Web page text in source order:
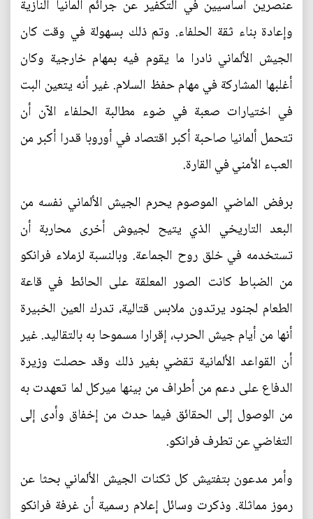
عنصرين أساسيين في التكفير عن جرائم ألمانيا النازية
وإعادة بناء ثقة الحلفاء. وتم ذلك بسهولة في وقت كان
الجيش الألماني نادرا ما يقوم فيه بمهام خارجية وكان
أغلبها المشاركة في مهام حفظ السلام. غير أنه يتعين البت
في اختيارات صعبة في ضوء مطالبة الحلفاء الآن أن
تتحمل ألمانيا صاحبة أكبر اقتصاد في أوروبا قدرا أكبر من
العبء الأمني في القارة.
برفض الماضي الموصوم يحرم الجيش الألماني نفسه من
البعد التاريخي الذي يتيح لجيوش أخرى محاربة أن
تستخدمه في خلق روح الجماعة. وبالنسبة لزملاء فرانكو
من الضباط كانت الصور المعلقة على الحائط في قاعة
الطعام لجنود يرتدون ملابس قتالية، تدرك العين الخبيرة
أنها من أيام جيش الحرب، إقرارا مسموحا به بالتقاليد. غير
أن القواعد الألمانية تقضي بغير ذلك وقد حصلت وزيرة
الدفاع على دعم من أطراف من بينها ميركل لما تعهدت به
من الوصول إلى الحقائق فيما حدث من إخفاق وأدى إلى
التغاضي عن تطرف فرانكو.
وأمر مدعون بتفتيش كل ثكنات الجيش الألماني بحثا عن
رموز مماثلة. وذكرت وسائل إعلام رسمية أن غرفة فرانكو